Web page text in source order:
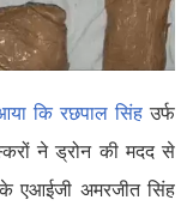
कि रछपाल सिंह उर्फ
ने ड्रोन की मदद से
एआईजी अमरजीत सिंह